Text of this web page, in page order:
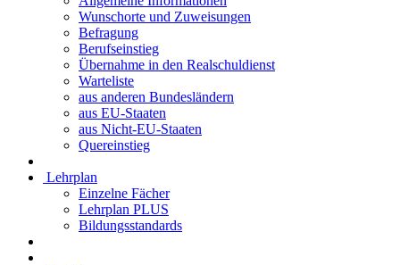
Wunschorte und Zuweisungen
Befragung
Berufseinstieg
Übernahme in den Realschuldienst
Warteliste
aus anderen Bundesländern
aus EU-Staaten
aus Nicht-EU-Staaten
Quereinstieg
Lehrplan
Einzelne Fächer
Lehrplan PLUS
Bildungsstandards